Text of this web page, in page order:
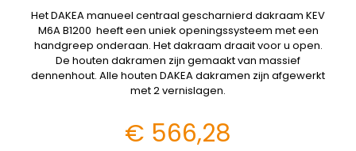
Het DAKEA manueel centraal gescharnierd dakraam KEV
M6A B1200 heeft een uniek openingssysteem met een
handgreep onderaan. Het dakraam draait voor u open.
De houten dakramen zijn gemaakt van massief
dennenhout. Alle houten DAKEA dakramen zijn afgewerkt
met 2 vernislagen.
€ 566,28